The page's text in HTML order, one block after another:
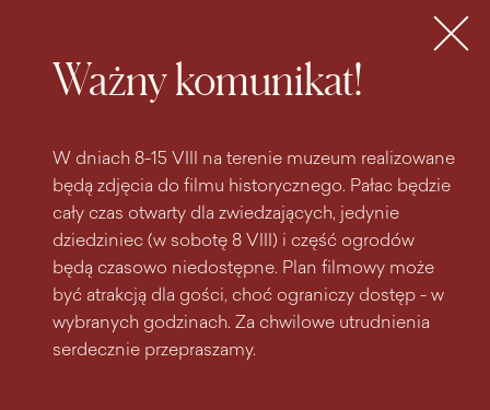
Ważny komunikat!
W dniach 8-15 VIII na terenie muzeum realizowane
będą zdjęcia do filmu historycznego. Pałac będzie
cały czas otwarty dla zwiedzających, jedynie
dziedziniec (w sobotę 8 VIII) i część ogrodów
będą czasowo niedostępne. Plan filmowy może
być atrakcją dla gości, choć ograniczy dostęp - w
wybranych godzinach. Za chwilowe utrudnienia
serdecznie przepraszamy.
MENU